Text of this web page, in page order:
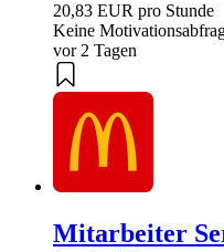
20,83 EUR pro Stunde
Keine
vor 2 Tagen
Mitarbeiter